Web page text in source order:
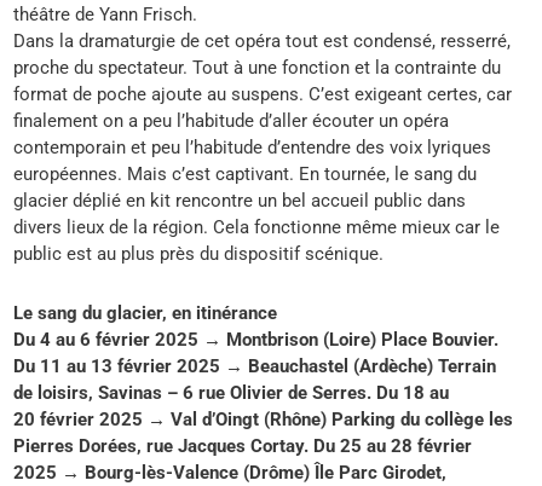
théâtre de Yann Frisch.
Dans la dramaturgie de cet opéra tout est condensé, resserré,
proche du spectateur. Tout à une fonction et la contrainte du
format de poche ajoute au suspens. C’est exigeant certes, car
finalement on a peu l’habitude d’aller écouter un opéra
contemporain et peu l’habitude d’entendre des voix lyriques
européennes. Mais c’est captivant. En tournée, le sang du
glacier déplié en kit rencontre un bel accueil public dans
divers lieux de la région. Cela fonctionne même mieux car le
public est au plus près du dispositif scénique.
Le sang du glacier, en itinérance
Du 4 au 6 février 2025 → Montbrison (Loire) Place Bouvier.
Du 11 au 13 février 2025 → Beauchastel (Ardèche) Terrain
de loisirs, Savinas – 6 rue Olivier de Serres. Du 18 au
20 février 2025 → Val d’Oingt (Rhône) Parking du collège les
Pierres Dorées, rue Jacques Cortay. Du 25 au 28 février
2025 → Bourg-lès-Valence (Drôme) Île Parc Girodet,